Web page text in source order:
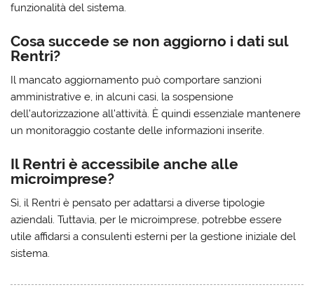
funzionalità del sistema.
Cosa succede se non aggiorno i dati sul
Rentri?
Il mancato aggiornamento può comportare sanzioni
amministrative e, in alcuni casi, la sospensione
dell’autorizzazione all’attività. È quindi essenziale mantenere
un monitoraggio costante delle informazioni inserite.
Il Rentri è accessibile anche alle
microimprese?
Sì, il Rentri è pensato per adattarsi a diverse tipologie
aziendali. Tuttavia, per le microimprese, potrebbe essere
utile affidarsi a consulenti esterni per la gestione iniziale del
sistema.